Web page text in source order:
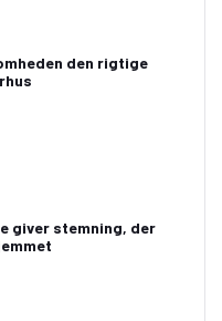
den rigtige
giver stemning, der